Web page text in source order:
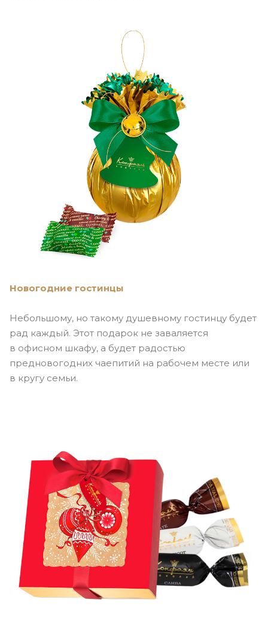
Новогодние гостинцы
Небольшому, но такому душевному гостинцу будет
рад каждый. Этот подарок не заваляется
в офисном шкафу, а будет радостью
предновогодних чаепитий на рабочем месте или
в кругу семьи.